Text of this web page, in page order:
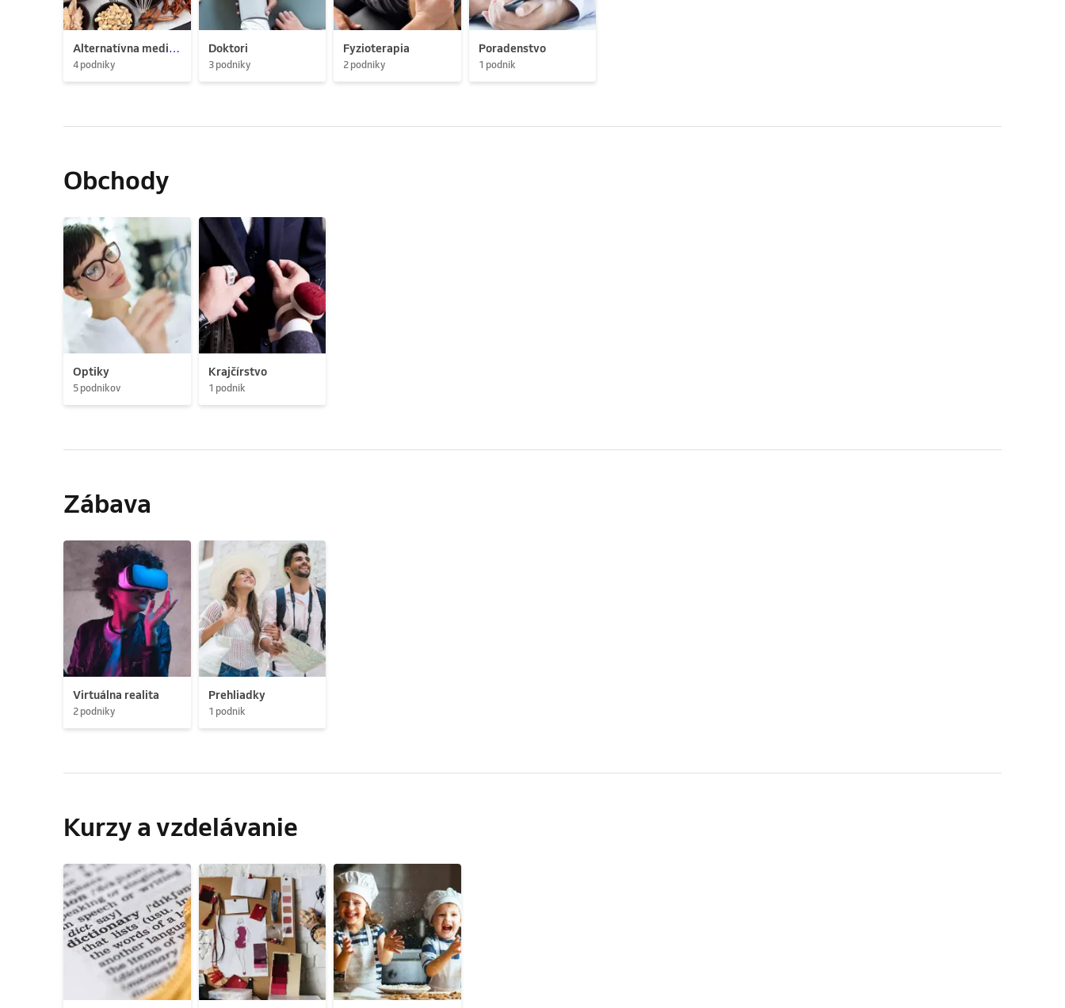
Alternatívna medicína
4 podniky
Doktori
3 podniky
Fyzioterapia
2 podniky
Poradenstvo
1 podnik
Obchody
Optiky
5 podnikov
Krajčírstvo
1 podnik
Zábava
Virtuálna realita
2 podniky
Prehliadky
1 podnik
Kurzy a vzdelávanie